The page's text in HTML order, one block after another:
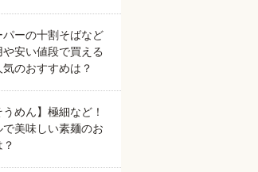
パーの十割そばなど
や安い値段で買える
気のおすすめは？
うめん】極細など！
で美味しい素麺のお